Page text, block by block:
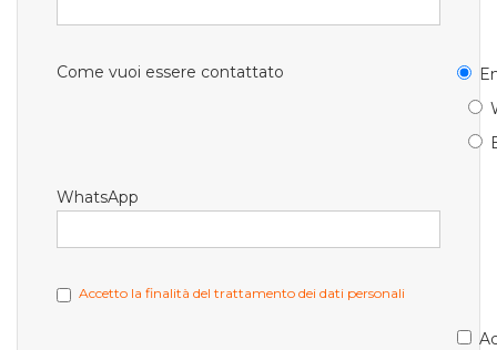
Come vuoi essere contattato
WhatsApp
Accetto la finalità del trattamento dei dati personali